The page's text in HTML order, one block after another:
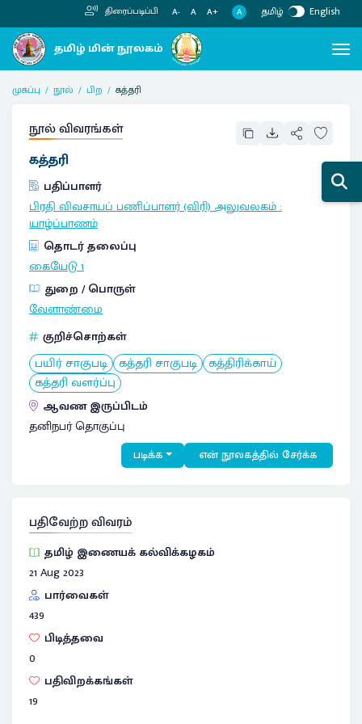
திரைப்படிப்பி A- A A+ A தமிழ் English
முகப்பு நூல் பிற கத்தரி
நூல் விவரங்கள்
கத்தரி
பதிப்பாளர்
பிரதி விவசாயப் பணிப்பாளர் (விரி) அலுவலகம்:
யாழ்ப்பாணம்
தொடர் தலைப்பு
கையேடு1
துறை / பொருள்
வேளாண்மை
குறிச்சொற்கள்
பயிர் சாகுபடி கத்தரி சாகுபடி கத்திரிக்காய்
கத்தரி வளர்ப்பு
ஆவண இருப்பிடம்
தனிநபர் தொகுப்பு
படிக்க என் நூலகத்தில் சேர்க்க
பதிவேற்ற விவரம்
தமிழ் இணையக் கல்விக்கழகம்
21 Aug 2023
பார்வைகள்
439
பிடித்தவை
0
பதிவிறக்கங்கள்
19